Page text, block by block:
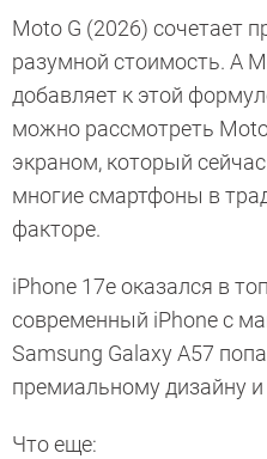
Moto G (2026) сочетает
разумной стоимость. А
добавляет к этой
можно рассмотреть
экраном, который
многие смартфоны в
факторе.
iPhone 17e оказался в
современный iPhone с
Samsung Galaxy A57
премиальному дизайну
Что еще: